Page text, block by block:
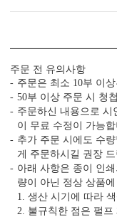
5. 예식장
주차 안내,
인쇄 품질
6. 봉투 무
봉투 컬러
꼭 확인해
주문 전 유의사항
주문은 최소 10부 이
50부 이상 주문 시 청
주문하신 내용으로 시
이 무료 수정이 가능
추가 주문 시에도 수
게 주문하시길 권장
아래 사항은 종이 인
량이 아닌 정상 상품
1. 생산 시기에 따라
2. 불규칙한 점은 펄